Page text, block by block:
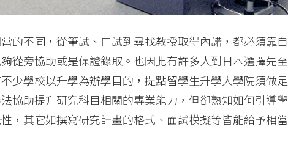
的不同，從筆試、口試到尋找教授取得內諾，都必須靠自
從旁協助或是保證錄取。也因此有許多人到日本選擇先至
少學校以升學為辦學目的，提點留學生升學大學院須做足
協助提升研究科目相關的專業能力，但卻熟知如何引導學
，其它如撰寫研究計畫的格式、面試模擬等皆能給予相當